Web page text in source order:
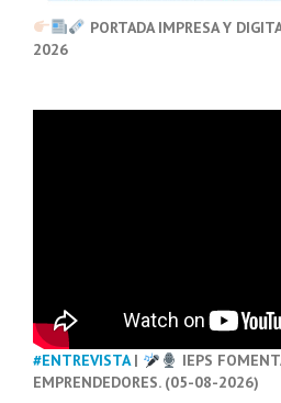
PORTADA IMPRESA Y
2026
#ENTREVISTA|
IEPS
EMPRENDEDORES. (05-08-2026)